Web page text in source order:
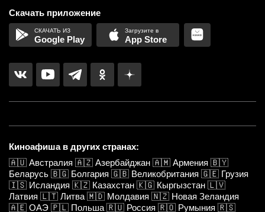
Скачать приложение
Google Play App Store
Киноафиша в других странах:
🇦🇺 Австралия 🇦🇿 Азербайджан 🇦🇲 Армения 🇧🇾
Беларусь 🇧🇬 Болгария 🇬🇧 Великобритания 🇬🇪 Грузия
🇮🇸 Исландия 🇰🇿 Казахстан 🇰🇬 Кыргызстан 🇱🇻
Латвия 🇱🇹 Литва 🇲🇩 Молдавия 🇳🇿 Новая Зеландия
🇦🇪 ОАЭ 🇵🇱 Польша 🇷🇺 Россия 🇷🇴 Румыния 🇷🇸